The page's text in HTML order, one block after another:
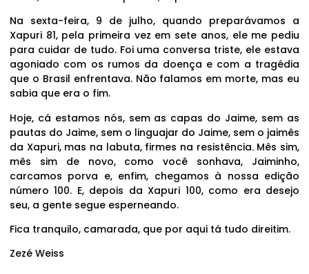
Na sexta-feira, 9 de julho, quando preparávamos a
Xapuri 81, pela primeira vez em sete anos, ele me pediu
para cuidar de tudo. Foi uma conversa triste, ele estava
agoniado com os rumos da doença e com a tragédia
que o Brasil enfrentava. Não falamos em morte, mas eu
sabia que era o fim.
Hoje, cá estamos nós, sem as capas do Jaime, sem as
pautas do Jaime, sem o linguajar do Jaime, sem o jaimês
da Xapuri, mas na labuta, firmes na resistência. Mês sim,
mês sim de novo, como você sonhava, Jaiminho,
carcamos porva e, enfim, chegamos à nossa edição
número 100. E, depois da Xapuri 100, como era desejo
seu, a gente segue esperneando.
Fica tranquilo, camarada, que por aqui tá tudo direitim.
Zezé Weiss